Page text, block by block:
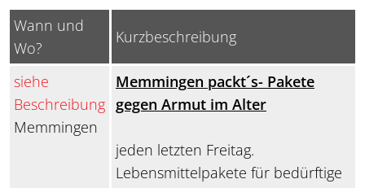
Wann und
Wo?
Kurzbeschreibung
siehe
Beschreibung
Memmingen
Memmingen packt´s- Pakete
gegen Armut im Alter
jeden letzten Freitag.
Lebensmittelpakete für bedürftige